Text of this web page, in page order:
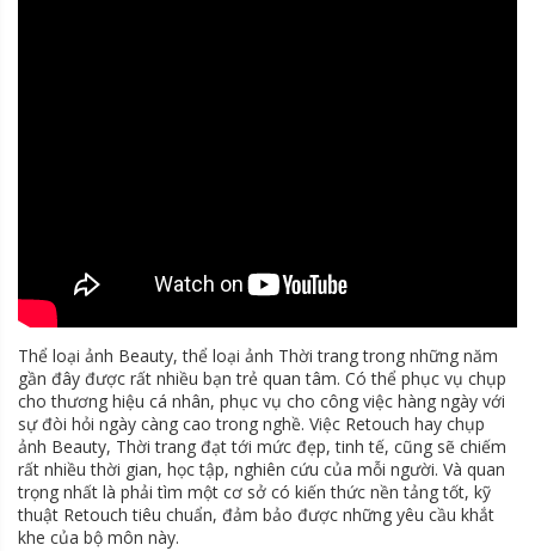
Thể loại ảnh Beauty, thể loại ảnh Thời trang trong những năm
gần đây được rất nhiều bạn trẻ quan tâm. Có thể phục vụ chụp
cho thương hiệu cá nhân, phục vụ cho công việc hàng ngày với
sự đòi hỏi ngày càng cao trong nghề. Việc Retouch hay chụp
ảnh Beauty, Thời trang đạt tới mức đẹp, tinh tế, cũng sẽ chiếm
rất nhiều thời gian, học tập, nghiên cứu của mỗi người. Và quan
trọng nhất là phải tìm một cơ sở có kiến thức nền tảng tốt, kỹ
thuật Retouch tiêu chuẩn, đảm bảo được những yêu cầu khắt
khe của bộ môn này.